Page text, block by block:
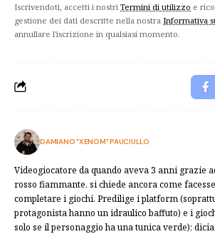
Iscrivendoti, accetti i nostri Termini di utilizzo e
gestione dei dati descritte nella nostra Informativa
annullare l'iscrizione in qualsiasi momento.
DAMIANO "XENOM" PAUCIULLO
Videogiocatore da quando aveva 3 anni grazie
rosso fiammante, si chiede ancora come
completare i giochi. Predilige i platform
protagonista hanno un idraulico baffuto) e i
solo se il personaggio ha una tunica verde);